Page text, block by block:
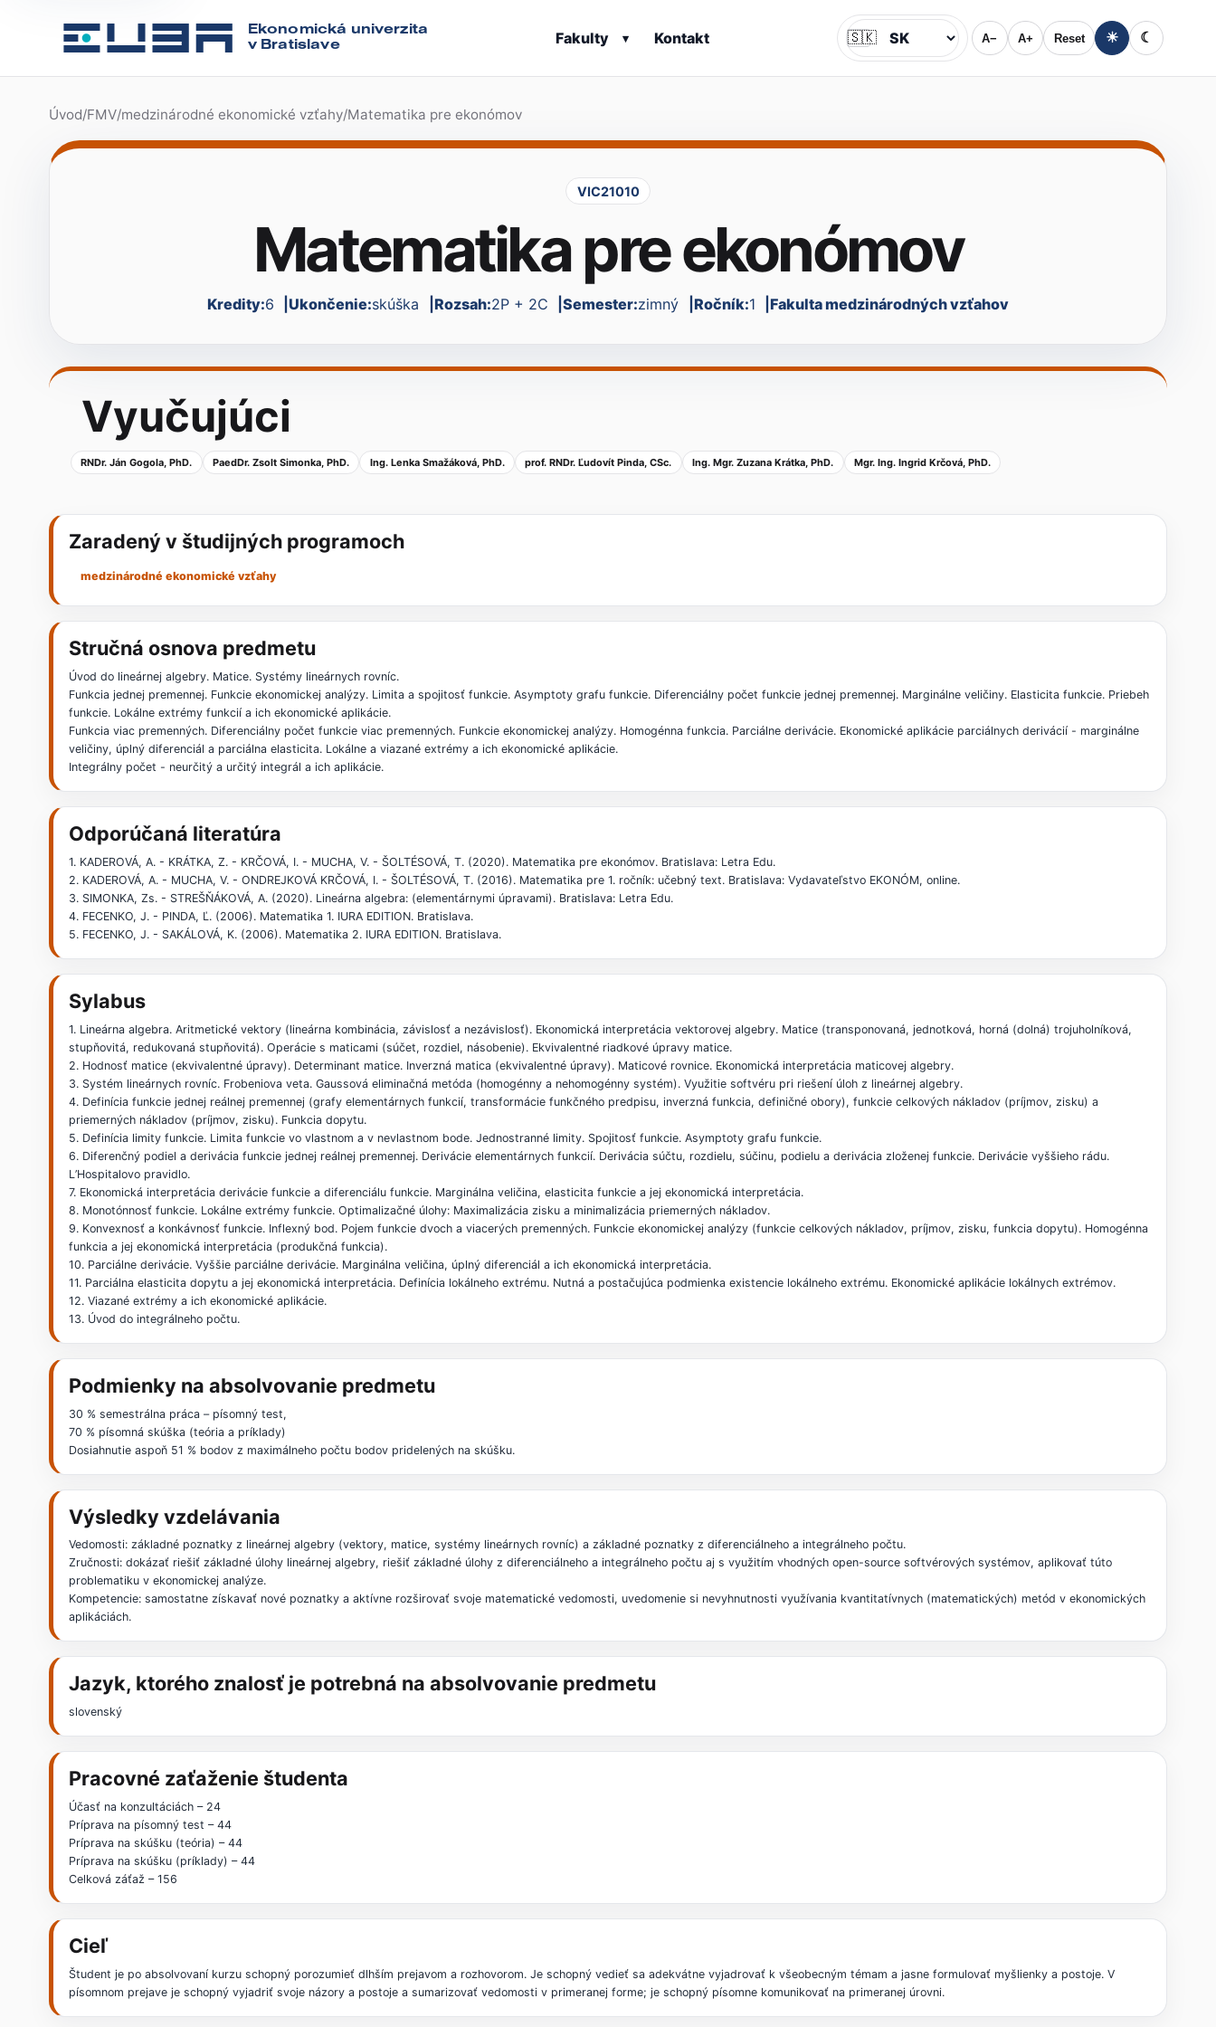
Ekonomická univerzita
v Bratislave
Fakulty ▾ Kontakt Jazyk
🇸🇰 A− A+ Reset ☀ ☾
Úvod/FMV/medzinárodné ekonomické vzťahy/Matematika pre ekonómov
VIC21010
Matematika pre ekonómov
Kredity:6 Ukončenie:skúška Rozsah:2P + 2C Semester:zimný Ročník:1 Fakulta medzinárodných vzťahov
Vyučujúci
RNDr. Ján Gogola, PhD. PaedDr. Zsolt Simonka, PhD. Ing. Lenka Smažáková, PhD. prof. RNDr. Ľudovít Pinda, CSc. Ing. Mgr. Zuzana Krátka, PhD. Mgr. Ing. Ingrid Krčová, PhD.
Zaradený v študijných programoch
medzinárodné ekonomické vzťahy
Stručná osnova predmetu
Úvod do lineárnej algebry. Matice. Systémy lineárnych rovníc.
Funkcia jednej premennej. Funkcie ekonomickej analýzy. Limita a spojitosť funkcie. Asymptoty grafu funkcie. Diferenciálny počet funkcie jednej premennej. Marginálne veličiny. Elasticita funkcie. Priebeh
funkcie. Lokálne extrémy funkcií a ich ekonomické aplikácie.
Funkcia viac premenných. Diferenciálny počet funkcie viac premenných. Funkcie ekonomickej analýzy. Homogénna funkcia. Parciálne derivácie. Ekonomické aplikácie parciálnych derivácií - marginálne
veličiny, úplný diferenciál a parciálna elasticita. Lokálne a viazané extrémy a ich ekonomické aplikácie.
Integrálny počet - neurčitý a určitý integrál a ich aplikácie.
Odporúčaná literatúra
1. KADEROVÁ, A. - KRÁTKA, Z. - KRČOVÁ, I. - MUCHA, V. - ŠOLTÉSOVÁ, T. (2020). Matematika pre ekonómov. Bratislava: Letra Edu.
2. KADEROVÁ, A. - MUCHA, V. - ONDREJKOVÁ KRČOVÁ, I. - ŠOLTÉSOVÁ, T. (2016). Matematika pre 1. ročník: učebný text. Bratislava: Vydavateľstvo EKONÓM, online.
3. SIMONKA, Zs. - STREŠŇÁKOVÁ, A. (2020). Lineárna algebra: (elementárnymi úpravami). Bratislava: Letra Edu.
4. FECENKO, J. - PINDA, Ľ. (2006). Matematika 1. IURA EDITION. Bratislava.
5. FECENKO, J. - SAKÁLOVÁ, K. (2006). Matematika 2. IURA EDITION. Bratislava.
Sylabus
1. Lineárna algebra. Aritmetické vektory (lineárna kombinácia, závislosť a nezávislosť). Ekonomická interpretácia vektorovej algebry. Matice (transponovaná, jednotková, horná (dolná) trojuholníková,
stupňovitá, redukovaná stupňovitá). Operácie s maticami (súčet, rozdiel, násobenie). Ekvivalentné riadkové úpravy matice.
2. Hodnosť matice (ekvivalentné úpravy). Determinant matice. Inverzná matica (ekvivalentné úpravy). Maticové rovnice. Ekonomická interpretácia maticovej algebry.
3. Systém lineárnych rovníc. Frobeniova veta. Gaussová eliminačná metóda (homogénny a nehomogénny systém). Využitie softvéru pri riešení úloh z lineárnej algebry.
4. Definícia funkcie jednej reálnej premennej (grafy elementárnych funkcií, transformácie funkčného predpisu, inverzná funkcia, definičné obory), funkcie celkových nákladov (príjmov, zisku) a
priemerných nákladov (príjmov, zisku). Funkcia dopytu.
5. Definícia limity funkcie. Limita funkcie vo vlastnom a v nevlastnom bode. Jednostranné limity. Spojitosť funkcie. Asymptoty grafu funkcie.
6. Diferenčný podiel a derivácia funkcie jednej reálnej premennej. Derivácie elementárnych funkcií. Derivácia súčtu, rozdielu, súčinu, podielu a derivácia zloženej funkcie. Derivácie vyššieho rádu.
L’Hospitalovo pravidlo.
7. Ekonomická interpretácia derivácie funkcie a diferenciálu funkcie. Marginálna veličina, elasticita funkcie a jej ekonomická interpretácia.
8. Monotónnosť funkcie. Lokálne extrémy funkcie. Optimalizačné úlohy: Maximalizácia zisku a minimalizácia priemerných nákladov.
9. Konvexnosť a konkávnosť funkcie. Inflexný bod. Pojem funkcie dvoch a viacerých premenných. Funkcie ekonomickej analýzy (funkcie celkových nákladov, príjmov, zisku, funkcia dopytu). Homogénna
funkcia a jej ekonomická interpretácia (produkčná funkcia).
10. Parciálne derivácie. Vyššie parciálne derivácie. Marginálna veličina, úplný diferenciál a ich ekonomická interpretácia.
11. Parciálna elasticita dopytu a jej ekonomická interpretácia. Definícia lokálneho extrému. Nutná a postačujúca podmienka existencie lokálneho extrému. Ekonomické aplikácie lokálnych extrémov.
12. Viazané extrémy a ich ekonomické aplikácie.
13. Úvod do integrálneho počtu.
Podmienky na absolvovanie predmetu
30 % semestrálna práca – písomný test,
70 % písomná skúška (teória a príklady)
Dosiahnutie aspoň 51 % bodov z maximálneho počtu bodov pridelených na skúšku.
Výsledky vzdelávania
Vedomosti: základné poznatky z lineárnej algebry (vektory, matice, systémy lineárnych rovníc) a základné poznatky z diferenciálneho a integrálneho počtu.
Zručnosti: dokázať riešiť základné úlohy lineárnej algebry, riešiť základné úlohy z diferenciálneho a integrálneho počtu aj s využitím vhodných open-source softvérových systémov, aplikovať túto
problematiku v ekonomickej analýze.
Kompetencie: samostatne získavať nové poznatky a aktívne rozširovať svoje matematické vedomosti, uvedomenie si nevyhnutnosti využívania kvantitatívnych (matematických) metód v ekonomických
aplikáciách.
Jazyk, ktorého znalosť je potrebná na absolvovanie predmetu
slovenský
Pracovné zaťaženie študenta
Účasť na konzultáciách – 24
Príprava na písomný test – 44
Príprava na skúšku (teória) – 44
Príprava na skúšku (príklady) – 44
Celková záťaž – 156
Cieľ
Študent je po absolvovaní kurzu schopný porozumieť dlhším prejavom a rozhovorom. Je schopný vedieť sa adekvátne vyjadrovať k všeobecným témam a jasne formulovať myšlienky a postoje. V
písomnom prejave je schopný vyjadriť svoje názory a postoje a sumarizovať vedomosti v primeranej forme; je schopný písomne komunikovať na primeranej úrovni.